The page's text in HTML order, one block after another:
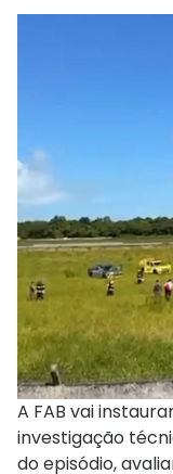
A FAB vai
investigação
do episódio,